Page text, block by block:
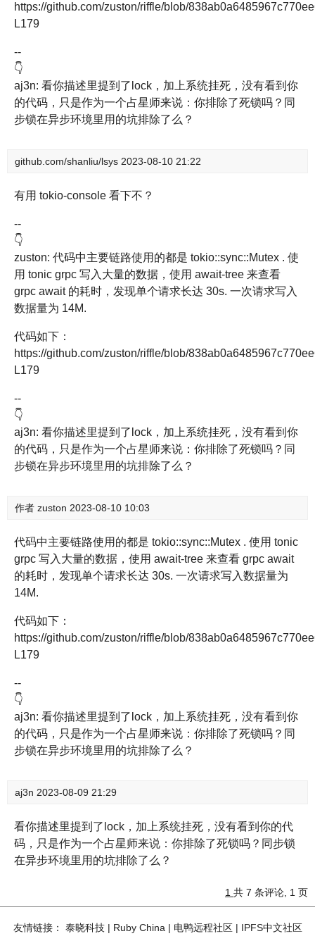
https://github.com/zuston/riffle/blob/
L179
--
👇
aj3n: 看你描述里提到了lock，加上系统挂死，没有看到你
的代码，只是作为一个占星师来说：你排除了死锁吗？同
步锁在异步环境里用的坑排除了么？
github.com/shanliu/lsys 2023-08-10 21:22
有用 tokio-console 看下不？
--
👇
zuston: 代码中主要链路使用的都是 tokio::sync::Mutex . 使
用 tonic grpc 写入大量的数据，使用 await-tree 来查看
grpc await 的耗时，发现单个请求长达 30s. 一次请求写入
数据量为 14M.
代码如下：
https://github.com/zuston/riffle/blob/
L179
--
👇
aj3n: 看你描述里提到了lock，加上系统挂死，没有看到你
的代码，只是作为一个占星师来说：你排除了死锁吗？同
步锁在异步环境里用的坑排除了么？
作者 zuston 2023-08-10 10:03
代码中主要链路使用的都是 tokio::sync::Mutex . 使用 tonic
grpc 写入大量的数据，使用 await-tree 来查看 grpc await
的耗时，发现单个请求长达 30s. 一次请求写入数据量为
14M.
代码如下：
https://github.com/zuston/riffle/blob/
L179
--
👇
aj3n: 看你描述里提到了lock，加上系统挂死，没有看到你
的代码，只是作为一个占星师来说：你排除了死锁吗？同
步锁在异步环境里用的坑排除了么？
aj3n 2023-08-09 21:29
看你描述里提到了lock，加上系统挂死，没有看到你的代
码，只是作为一个占星师来说：你排除了死锁吗？同步锁
在异步环境里用的坑排除了么？
1 共 7 条评论, 1 页
友情链接： 泰晓科技| Ruby China | 电鸭远程社区| IPFS中文社区